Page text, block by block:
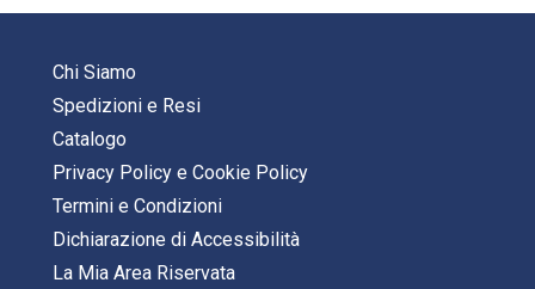
Chi Siamo
Spedizioni e Resi
Catalogo
Privacy Policy e Cookie Policy
Termini e Condizioni
Dichiarazione di Accessibilità
La Mia Area Riservata